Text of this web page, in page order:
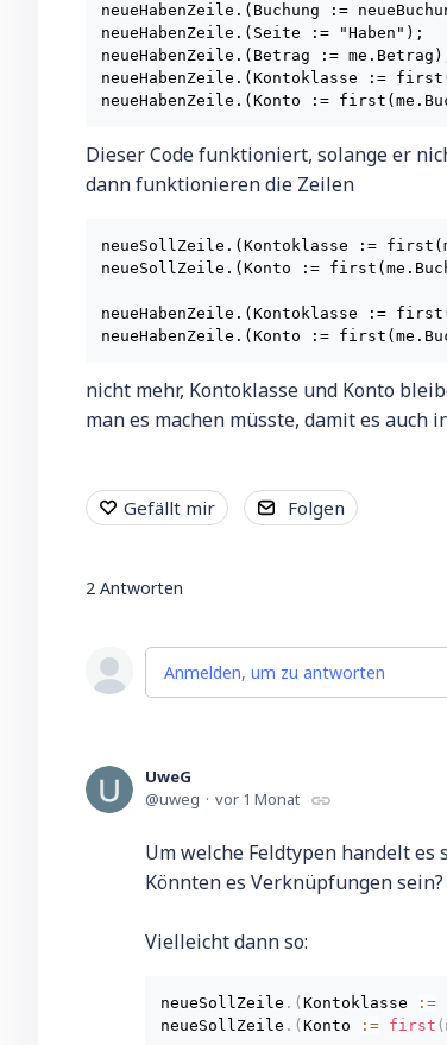
neueHabenZeile.(Buchung :=
neueHabenZeile.(Seite := "Haben");
neueHabenZeile.(Betrag :=
neueHabenZeile.(Kontoklasse :=
neueHabenZeile.(Konto :=
Dieser Code funktioniert, solange er
dann funktionieren die Zeilen
neueSollZeile.(Kontoklasse :=
neueSollZeile.(Konto :=
neueHabenZeile.(Kontoklasse :=
neueHabenZeile.(Konto :=
nicht mehr, Kontoklasse und Konto
man es machen müsste, damit es
Gefällt mir Folgen
2 Antworten
Anmelden, um zu antworten
UweG
uweg
vor 1 Monat
Um welche Feldtypen handelt
Könnten es Verknüpfungen sein?
Vielleicht dann so:
neueSollZeile . ( Kontoklasse : =
neueSollZeile . ( Konto : = first (